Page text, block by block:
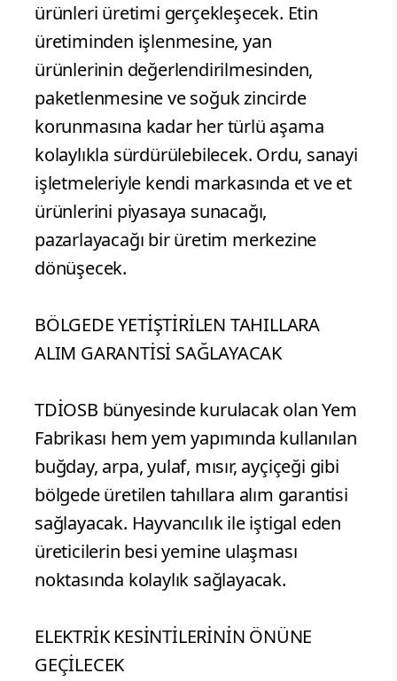
ürünleri üretimi gerçekleşecek. Etin
üretiminden işlenmesine, yan
ürünlerinin değerlendirilmesinden,
paketlenmesine ve soğuk zincirde
korunmasına kadar her türlü aşama
kolaylıkla sürdürülebilecek. Ordu, sanayi
işletmeleriyle kendi markasında et ve et
ürünlerini piyasaya sunacağı,
pazarlayacağı bir üretim merkezine
dönüşecek.
BÖLGEDE YETİŞTİRİLEN TAHILLARA
ALIM GARANTİSİ SAĞLAYACAK
TDİOSB bünyesinde kurulacak olan Yem
Fabrikası hem yem yapımında kullanılan
buğday, arpa, yulaf, mısır, ayçiçeği gibi
bölgede üretilen tahıllara alım garantisi
sağlayacak. Hayvancılık ile iştigal eden
üreticilerin besi yemine ulaşması
noktasında kolaylık sağlayacak.
ELEKTRİK KESİNTİLERİNİN ÖNÜNE
GEÇİLECEK